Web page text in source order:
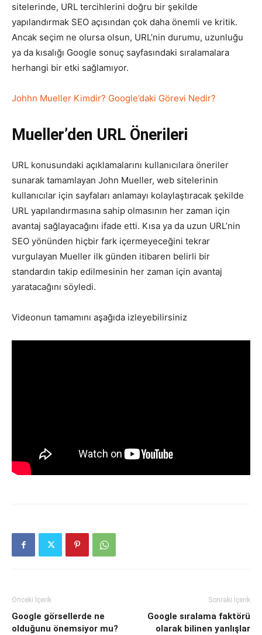
sitelerinde, URL tercihlerini doğru bir şekilde
yapılandırmak SEO açısından çok daha önemli ve kritik.
Ancak seçim ne olursa olsun, URL’nin durumu, uzunluğu
ya da kısalığı Google sonuç sayfasındaki sıralamalara
herhangi bir etki sağlamıyor.
Johhn Mueller Kimdir? Google’daki Görevi Nedir?
Mueller’den URL Önerileri
URL konusundaki açıklamalarını kullanıcılara öneriler
sunarak tamamlayan John Mueller, web sitelerinin
kullanıcılar için sayfaları anlamayı kolaylaştıracak şekilde
URL yapılandırmasına sahip olmasının her zaman için
avantaj sağlayacağını ifade etti. Kısa ya da uzun URL’nin
SEO yönünden hiçbir fark içermeyeceğini tekrar
vurgulayan Mueller ilk günden itibaren belirli bir
standardın takip edilmesinin her zaman için avantaj
yaratacağını söyledi.
Videonun tamamını aşağıda izleyebilirsiniz
Önceki İçerik
Google görsellerde ne
olduğunu önemsiyor mu?
Sonraki İçerik
Google sıralama faktörü
olarak bilinen yanlışlar